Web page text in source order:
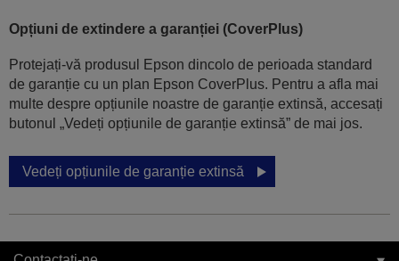
Opțiuni de extindere a garanției (CoverPlus)
Protejați-vă produsul Epson dincolo de perioada standard
de garanție cu un plan Epson CoverPlus. Pentru a afla mai
multe despre opțiunile noastre de garanție extinsă, accesați
butonul „Vedeți opțiunile de garanție extinsă” de mai jos.
Vedeți opțiunile de garanție extinsă